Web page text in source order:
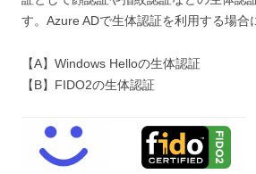
す。Azure ADで生体認証を利用する場合
【A】Windows Helloの生体認証
【B】FIDO2の生体認証